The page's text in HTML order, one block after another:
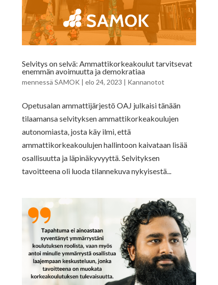
Selvitys on selvä: Ammattikorkeakoulut tarvitsevat
enemmän avoimuutta ja demokratiaa
mennessä SAMOK | elo 24, 2023 | Kannanotot
Opetusalan ammattijärjestö OAJ julkaisi tänään
tilaamansa selvityksen ammattikorkeakoulujen
autonomiasta, josta käy ilmi, että
ammattikorkeakoulujen hallintoon kaivataan lisää
osallisuutta ja läpinäkyvyyttä. Selvityksen
tavoitteena oli luoda tilannekuva nykyisestä...